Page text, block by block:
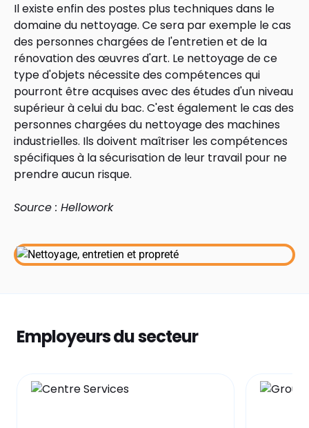
Il existe enfin des postes plus techniques dans le
domaine du nettoyage. Ce sera par exemple le cas
des personnes chargées de l'entretien et de la
rénovation des œuvres d'art. Le nettoyage de ce
type d'objets nécessite des compétences qui
pourront être acquises avec des études d'un niveau
supérieur à celui du bac. C'est également le cas des
personnes chargées du nettoyage des machines
industrielles. Ils doivent maîtriser les compétences
spécifiques à la sécurisation de leur travail pour ne
prendre aucun risque.
Source : Hellowork
Employeurs du secteur